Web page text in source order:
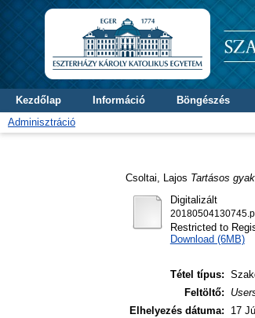
Kezdőlap Információ
Böngészés
Adminisztráció
Csoltai, Lajos Tartásos
Digitalizált
Restricted to
Download (6MB)
Tétel típus:
Feltöltő:
Elhelyezés dátuma:
17